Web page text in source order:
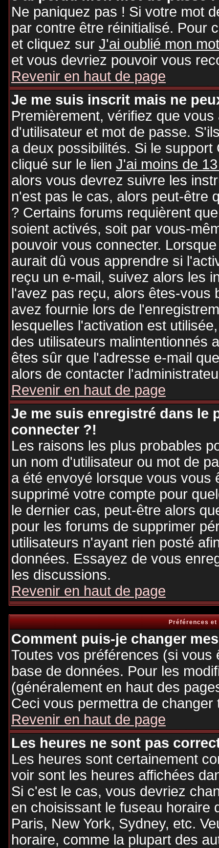
Ne paniquez pas ! Si votre mot
par contre être réinitialisé. Pour
et cliquez surJ'ai oublié mon
et vous devriez pouvoir vous
Revenir en haut de page
Je me suis inscrit mais ne
Premièrement, vérifiez que
d'utilisateur et mot de passe.
a deux possibilités. Si le
cliqué sur le lienJ'ai moins de
alors vous devrez suivre les
n'est pas le cas, alors peut-être
? Certains forums requièrent
soient activés, soit par vous-
pouvoir vous connecter.
aurait dû vous apprendre si
reçu un e-mail, suivez alors les
l'avez pas reçu, alors êtes-vous
avez fournie lors de
lesquelles l'activation est
des utilisateurs malintentionnés
êtes sûr que l'adresse e-mail
alors de contacter
Revenir en haut de page
Je me suis enregistré dans le
connecter ?!
Les raisons les plus probables
un nom d'utilisateur ou mot de
a été envoyé lorsque vous vous
supprimé votre compte pour
le dernier cas, peut-être alors
pour les forums de supprimer
utilisateurs n'ayant rien posté
données. Essayez de vous
les discussions.
Revenir en haut de page
Préférences
Comment puis-je changer
Toutes vos préférences (si
base de données. Pour les
(généralement en haut des
Ceci vous permettra de
Revenir en haut de page
Les heures ne sont pas
Les heures sont certainement
voir sont les heures affichées
Si c'est le cas, vous devriez
en choisissant le fuseau horaire
Paris, New York, Sydney, etc.
horaire, comme la plupart des